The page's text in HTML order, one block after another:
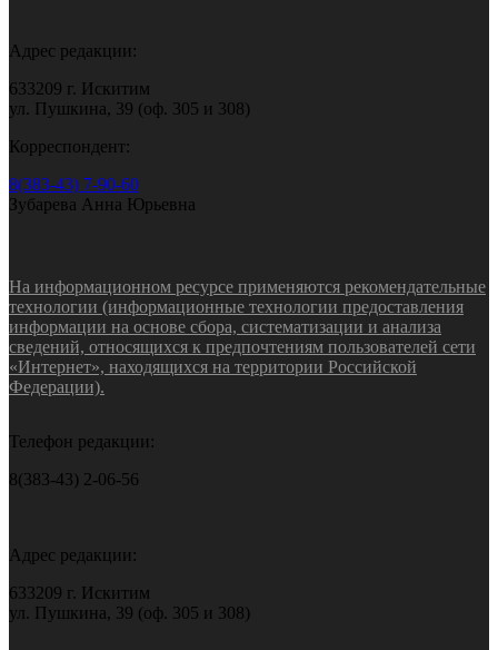
Адрес редакции:
633209 г. Искитим
ул. Пушкина, 39 (оф. 305 и 308)
Корреспондент:
8(383-43) 7-90-60
Зубарева Анна Юрьевна
На информационном ресурсе применяются рекомендательные
технологии (информационные технологии предоставления
информации на основе сбора, систематизации и анализа
сведений, относящихся к предпочтениям пользователей сети
«Интернет», находящихся на территории Российской
Федерации).
Телефон редакции:
8(383-43) 2-06-56
Адрес редакции:
633209 г. Искитим
ул. Пушкина, 39 (оф. 305 и 308)